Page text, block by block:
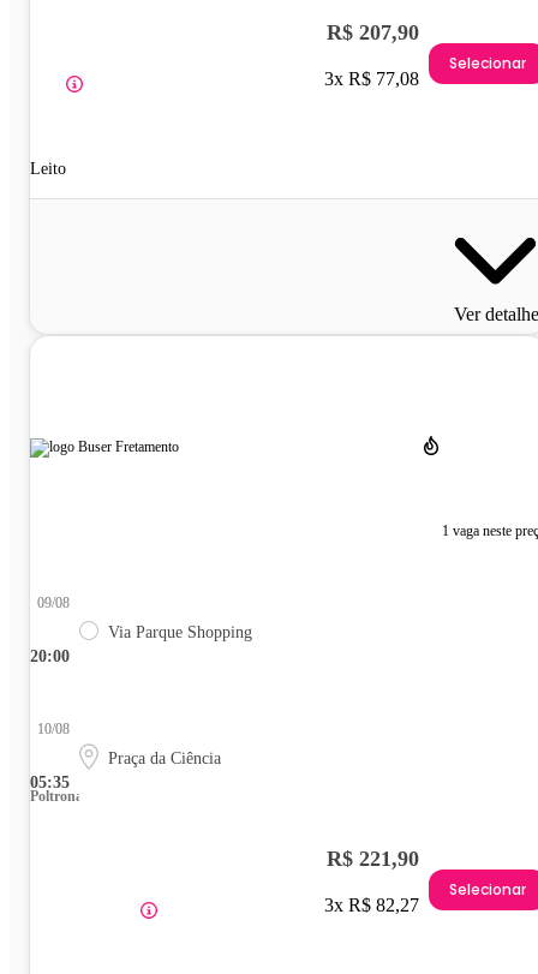
Leito
R$ 207,90
3x R$ 77,08
Selecionar
Ver
1 vaga neste
20:00
09/08
Via Parque Shopping
05:35
10/08
Praça da Ciência
Poltrona
R$ 221,90
3x R$ 82,27
Selecionar